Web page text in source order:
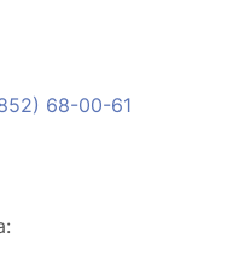
68-00-61